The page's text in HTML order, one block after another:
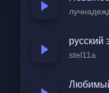
русский
stel11a